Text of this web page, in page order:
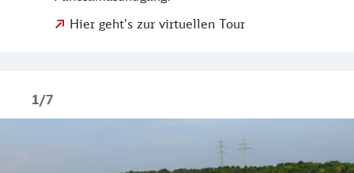
Hier geht's zur virtuellen Tour
1/7